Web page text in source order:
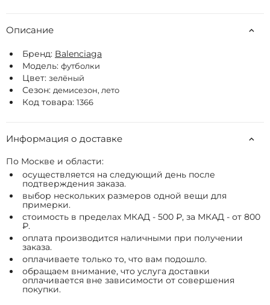
Описание
Бренд: Balenciaga
Модель: футболки
Цвет: зелёный
Сезон: демисезон, лето
Код товара: 1366
Информация о доставке
По Москве и области:
осуществляется на следующий день после
подтверждения заказа.
выбор нескольких размеров одной вещи для
примерки.
стоимость в пределах МКАД - 500 ₽, за МКАД - от 800
₽.
оплата производится наличными при получении
заказа.
оплачиваете только то, что вам подошло.
обращаем внимание, что услуга доставки
оплачивается вне зависимости от совершения
покупки.